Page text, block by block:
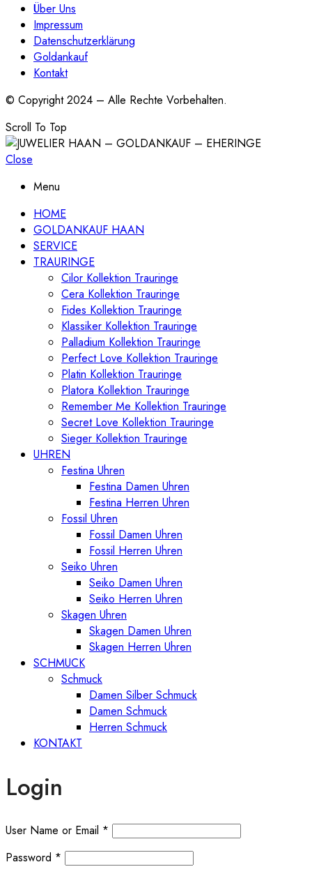
Über Uns
Impressum
Datenschutzerklärung
Goldankauf
Kontakt
© Copyright 2024 – Alle Rechte Vorbehalten.
Scroll To Top
Close
Menu
HOME
GOLDANKAUF HAAN
SERVICE
TRAURINGE
Cilor Kollektion Trauringe
Cera Kollektion Trauringe
Fides Kollektion Trauringe
Klassiker Kollektion Trauringe
Palladium Kollektion Trauringe
Perfect Love Kollektion Trauringe
Platin Kollektion Trauringe
Platora Kollektion Trauringe
Remember Me Kollektion Trauringe
Secret Love Kollektion Trauringe
Sieger Kollektion Trauringe
UHREN
Festina Uhren
Festina Damen Uhren
Festina Herren Uhren
Fossil Uhren
Fossil Damen Uhren
Fossil Herren Uhren
Seiko Uhren
Seiko Damen Uhren
Seiko Herren Uhren
Skagen Uhren
Skagen Damen Uhren
Skagen Herren Uhren
SCHMUCK
Schmuck
Damen Silber Schmuck
Damen Schmuck
Herren Schmuck
KONTAKT
Login
User Name or Email *
Password *